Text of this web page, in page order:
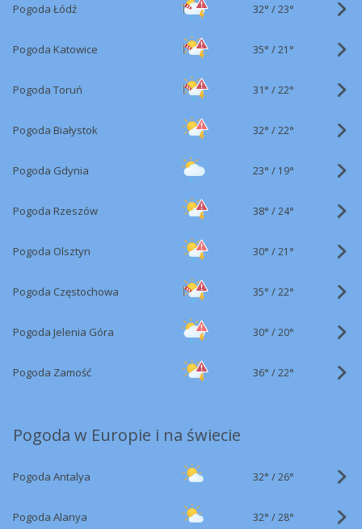
Pogoda Łódź 32° /23°
Pogoda Katowice 35° /21°
Pogoda Toruń 31° /22°
Pogoda Białystok 32° /22°
Pogoda Gdynia 23° / 19°
Pogoda Rzeszów 38° /24°
Pogoda Olsztyn 30° /21°
Pogoda Częstochowa 35° /22°
Pogoda Jelenia Góra 30° /20°
Pogoda Zamość 36° /22°
Pogoda w Europie i na świecie
Pogoda Antalya 32° /26°
Pogoda Alanya 32° /28°